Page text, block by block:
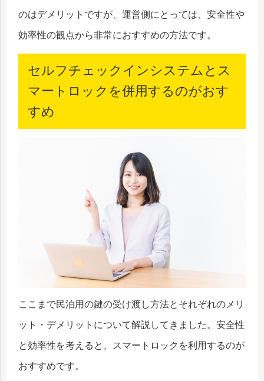
のはデメリットですが、運営側にとっては、安全性や
効率性の観点から非常におすすめの方法です。
セルフチェックインシステムとス
マートロックを併用するのがおす
すめ
ここまで民泊用の鍵の受け渡し方法とそれぞれのメリ
ット・デメリットについて解説してきました。安全性
と効率性を考えると、スマートロックを利用するのが
おすすめです。